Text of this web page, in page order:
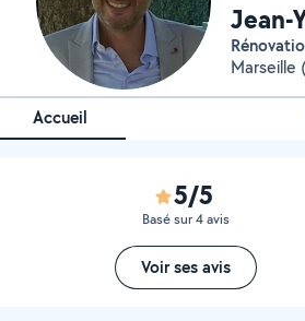
Jean-
Marseille
Accueil
5/5
Basé sur 4 avis
Voir ses avis